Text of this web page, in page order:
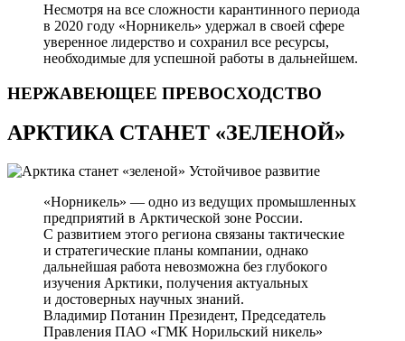
Несмотря на все сложности карантинного периода
в 2020 году «Норникель» удержал в своей сфере
уверенное лидерство и сохранил все ресурсы,
необходимые для успешной работы в дальнейшем.
НЕРЖАВЕЮЩЕЕ ПРЕВОСХОДСТВО
АРКТИКА СТАНЕТ «ЗЕЛЕНОЙ»
Устойчивое развитие
«Норникель» — одно из ведущих промышленных
предприятий в Арктической зоне России.
С развитием этого региона связаны тактические
и стратегические планы компании, однако
дальнейшая работа невозможна без глубокого
изучения Арктики, получения актуальных
и достоверных научных знаний.
Владимир Потанин Президент, Председатель
Правления ПАО «ГМК Норильский никель»